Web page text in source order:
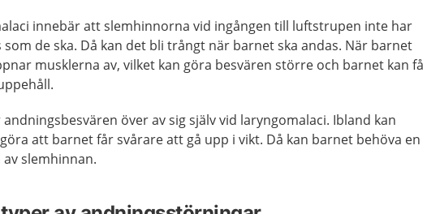
innebär att slemhinnorna vid ingången till luftstrupen inte har
som de ska. Då kan det bli trångt när barnet ska andas. När barnet
musklerna av, vilket kan göra besvären större och barnet kan få
över av sig själv vid laryngomalaci. Ibland kan
att barnet får svårare att gå upp i vikt. Då kan barnet behöva en
slemhinnan.